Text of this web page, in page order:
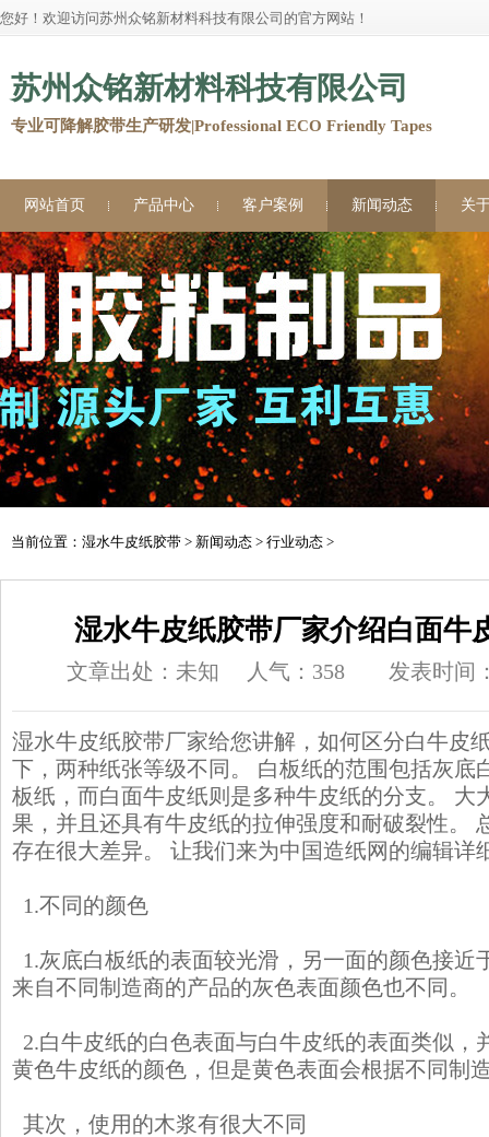
您好！欢迎访问苏州众铭新材料科技有限公司的官方网站！
苏州众铭新材料科技有限公司
专业可降解胶带生产研发|Professional ECO Friendly Tapes
网站首页 产品中心 客户案例 新闻动态 关
当前位置： 湿水牛皮纸胶带 > 新闻动态 > 行业动态 >
湿水牛皮纸胶带厂家介绍白面牛
文章出处：未知 人气： 358 发表时间
湿水牛皮纸胶带厂家给您讲解，如何区分白牛皮
下，两种纸张等级不同。 白板纸的范围包括灰底
板纸，而白面牛皮纸则是多种牛皮纸的分支。 大
果，并且还具有牛皮纸的拉伸强度和耐破裂性。
存在很大差异。 让我们来为中国造纸网的编辑详
1.不同的颜色
1.灰底白板纸的表面较光滑，另一面的颜色接近
来自不同制造商的产品的灰色表面颜色也不同。
2.白牛皮纸的白色表面与白牛皮纸的表面类似，
黄色牛皮纸的颜色，但是黄色表面会根据不同制
其次，使用的木浆有很大不同